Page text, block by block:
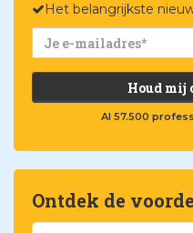
Het belangrijkste
Houd mij
Al 57.500
Ontdek de